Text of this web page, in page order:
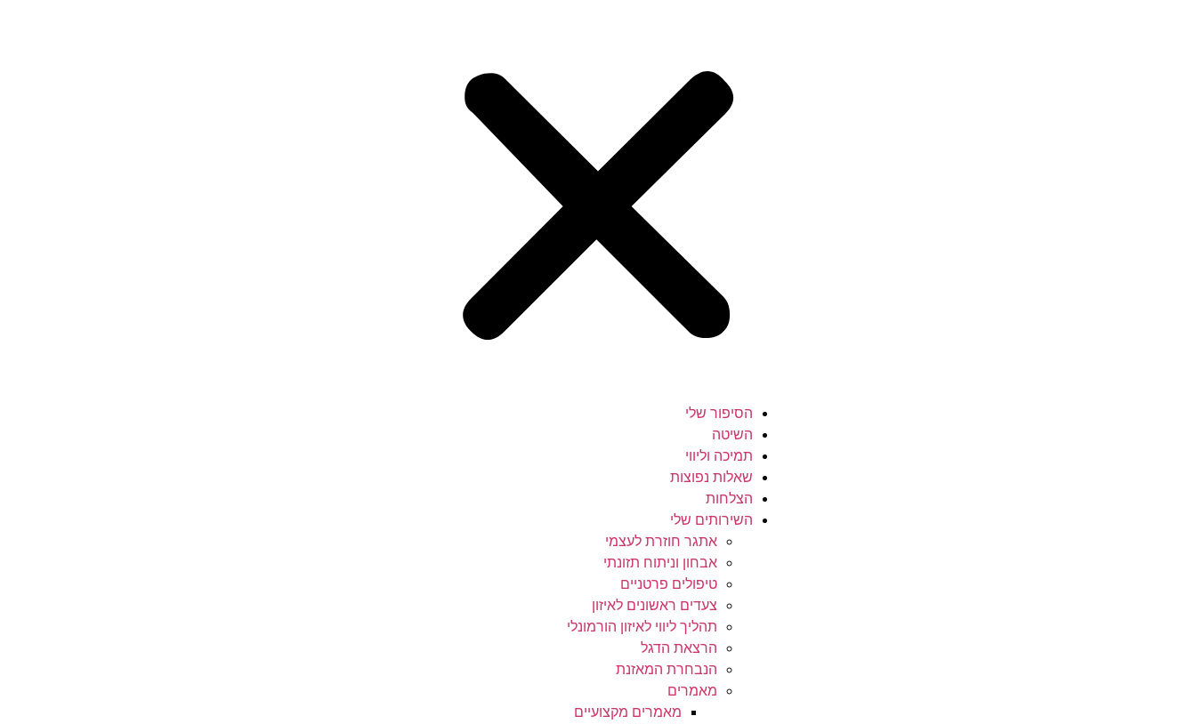
הסיפור שלי
השיטה
תמיכה וליווי
שאלות נפוצות
הצלחות
השירותים שלי
אתגר חוזרת לעצמי
אבחון וניתוח תזונתי
טיפולים פרטניים
צעדים ראשונים לאיזון
תהליך ליווי לאיזון הורמונלי
הרצאת הדגל
הנבחרת המאזנת
מאמרים
מאמרים מקצועיים